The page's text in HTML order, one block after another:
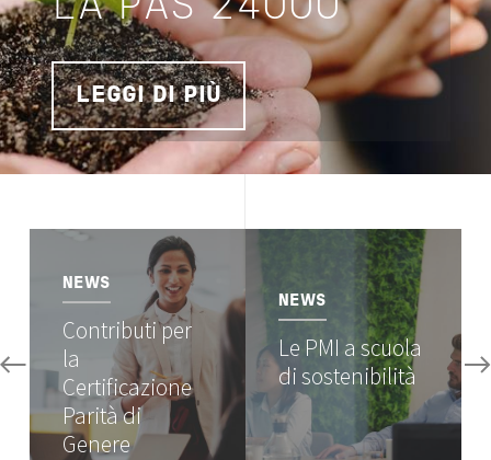
LA PAS 24000
LEGGI DI PIÙ
Image
NEWS
Contributi per
la
Certificazione
Parità di
Genere
NEWS
Le PMI a scuola
di sostenibilità